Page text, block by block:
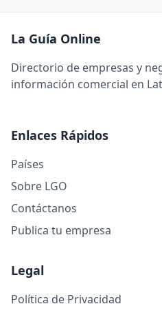
La Guía Online
Directorio de empresas y
información comercial en
Enlaces Rápidos
Países
Sobre LGO
Contáctanos
Publica tu empresa
Legal
Política de Privacidad